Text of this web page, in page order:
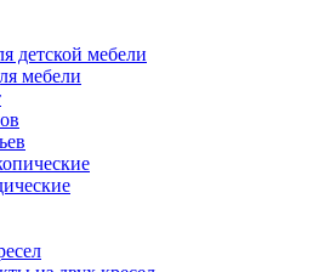
детской мебели
мебели